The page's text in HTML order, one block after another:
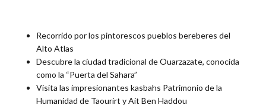
Recorrido por los pintorescos pueblos bereberes del
Alto Atlas
Descubre la ciudad tradicional de Ouarzazate, conocida
como la “Puerta del Sahara”
Visita las impresionantes kasbahs Patrimonio de la
Humanidad de Taourirt y Ait Ben Haddou